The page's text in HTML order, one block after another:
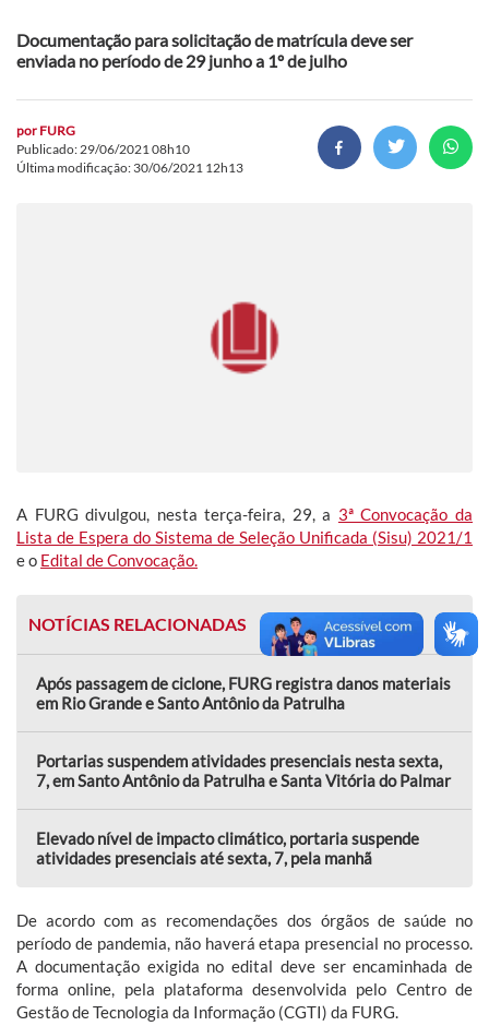
Documentação para solicitação de matrícula deve ser
enviada no período de 29 junho a 1º de julho
por FURG
Publicado: 29/06/2021 08h10
Última modificação: 30/06/2021 12h13
A FURG divulgou, nesta terça-feira, 29, a 3ª Convocação da
Lista de Espera do Sistema de Seleção Unificada (Sisu) 2021/1
e o Edital de Convocação.
NOTÍCIAS RELACIONADAS
Após passagem de ciclone, FURG registra danos materiais
em Rio Grande e Santo Antônio da Patrulha
Portarias suspendem atividades presenciais nesta sexta,
7, em Santo Antônio da Patrulha e Santa Vitória do Palmar
Elevado nível de impacto climático, portaria suspende
atividades presenciais até sexta, 7, pela manhã
De acordo com as recomendações dos órgãos de saúde no
período de pandemia, não haverá etapa presencial no processo.
A documentação exigida no edital deve ser encaminhada de
forma online, pela plataforma desenvolvida pelo Centro de
Gestão de Tecnologia da Informação (CGTI) da FURG.